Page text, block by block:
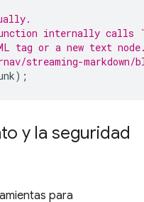
internally calls
tag or a new text
markdown/
);
y la seguridad
para